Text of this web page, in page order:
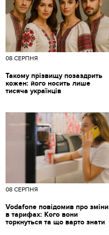
08 СЕРПНЯ
Такому прізвищу позаздрить
кожен: його носить лише
тисяча українців
08 СЕРПНЯ
Vodafone повідомив про зміни
в тарифах: Кого вони
торкнуться та що варто знати